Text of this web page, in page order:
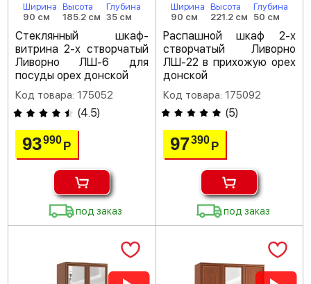
Ширина
90 см
Высота
185.2 см
Глубина
35 см
Стеклянный шкаф-
витрина 2-х створчатый
Ливорно ЛШ-6 для
посуды орех донской
Код товара: 175052
(4.5)
93990Р
под заказ
Ширина
90 см
Высота
221.2 см
Глубина
50 см
Распашной шкаф 2-х
створчатый Ливорно
ЛШ-22 в прихожую орех
донской
Код товара: 175092
(5)
97390 Р
под заказ